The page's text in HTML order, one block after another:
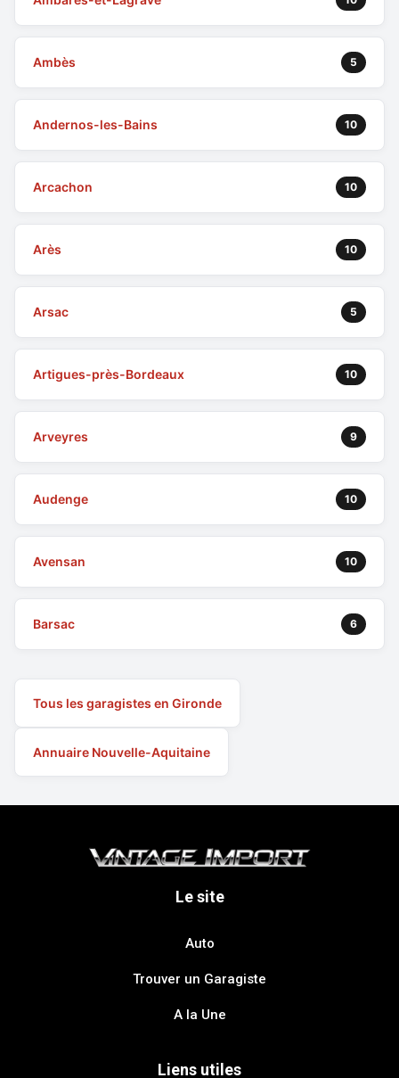
Ambès 5
Andernos-les-Bains 10
Arcachon 10
Arès 10
Arsac 5
Artigues-près-Bordeaux 10
Arveyres 9
Audenge 10
Avensan 10
Barsac 6
Tous les garagistes en Gironde
Annuaire Nouvelle-Aquitaine
Le site
Auto
Trouver un Garagiste
A la Une
Liens utiles